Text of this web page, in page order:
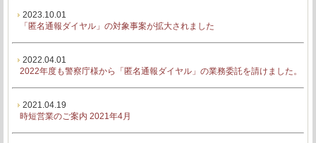
2023.10.01
「匿名通報ダイヤル」の対象事案が拡大されました
2022.04.01
2022年度も警察庁様から「匿名通報ダイヤル」の業務委託を請けました。
2021.04.19
時短営業のご案内 2021年4月